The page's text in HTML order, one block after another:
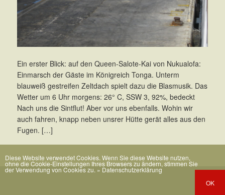
Ein erster Blick: auf den Queen-Salote-Kai von Nukualofa:
Einmarsch der Gäste im Königreich Tonga. Unterm
blauweiß gestreifen Zeltdach spielt dazu die Blasmusik. Das
Wetter um 6 Uhr morgens: 26° C, SSW 3, 92%, bedeckt
Nach uns die Sintflut! Aber vor uns ebenfalls. Wohin wir
auch fahren, knapp neben unsrer Hütte gerät alles aus den
Fugen. […]
Diese Website verwendet Cookies. Wenn Sie diese Website nutzen,
ohne die Cookie-Einstellungen Ihres Browsers zu ändern, stimmen Sie
der Verwendung von Cookies zu. » Datenschutzerklärung
OK